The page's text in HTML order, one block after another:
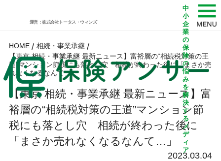
運営：株式会社トータス・ウィンズ
中
小
企
業
の
保
険
の
悩
み
を
解
決
す
る
メ
デ
ィ
ア
HOME / 相続・事業承継 /
【東京 相続・事業承継 最新ニュース】富裕層の“相続税対策の王
道”マンション節税にも落とし穴 相続が終わった後に「まさか売
れなくなるなんて…」
【東京 相続・事業承継 最新ニュース】富
裕層の“相続税対策の王道”マンション節
税にも落とし穴 相続が終わった後に
「まさか売れなくなるなんて…」
2023.03.04